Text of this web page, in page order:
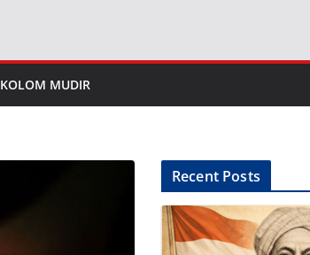
KOLOM MUDIR
Recent Posts